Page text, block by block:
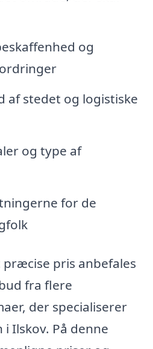
og
af stedet og logistiske
og type af
for de
præcise pris anbefales
fra flere
der specialiserer
Ilskov. På denne